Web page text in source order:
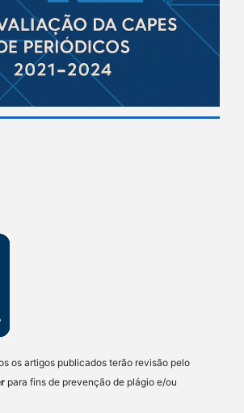
os artigos publicados terão revisão pelo
para fins de prevenção de plágio e/ou